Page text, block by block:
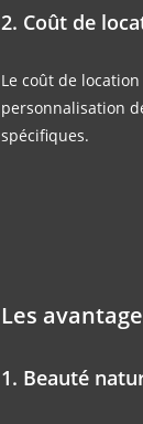
2. Coût de
Le coût de
personnalisation
spécifiques.
Les
1. Beauté